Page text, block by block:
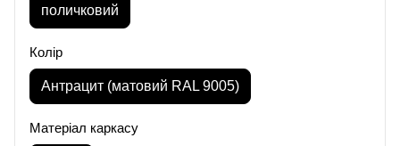
поличковий
Колір
Антрацит (матовий RAL 9005)
Матеріал каркасу